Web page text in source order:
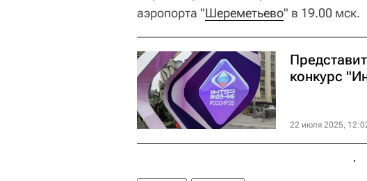
аэропорта "Шереметьево" в 19.00 мск.
конкурс
22 июля 2025,